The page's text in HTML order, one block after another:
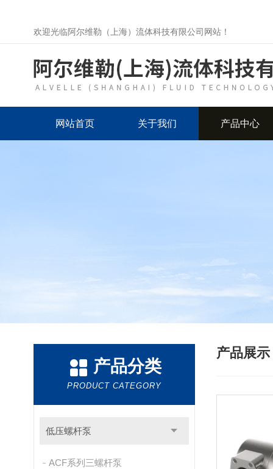
欢迎光临阿尔维勒（上海）流体科技有限公司网站！
网站首页 关于我们 产品中心
产品分类
PRODUCT CATEGORY
低压螺杆泵
ACF系列三螺杆泵
产品展示